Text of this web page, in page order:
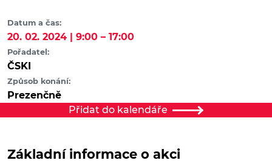
Datum a čas:
20. 02. 2024 | 9:00 – 17:00
Pořadatel:
ČSKI
Způsob konání:
Prezenčně
Přidat do kalendáře
Základní informace o akci